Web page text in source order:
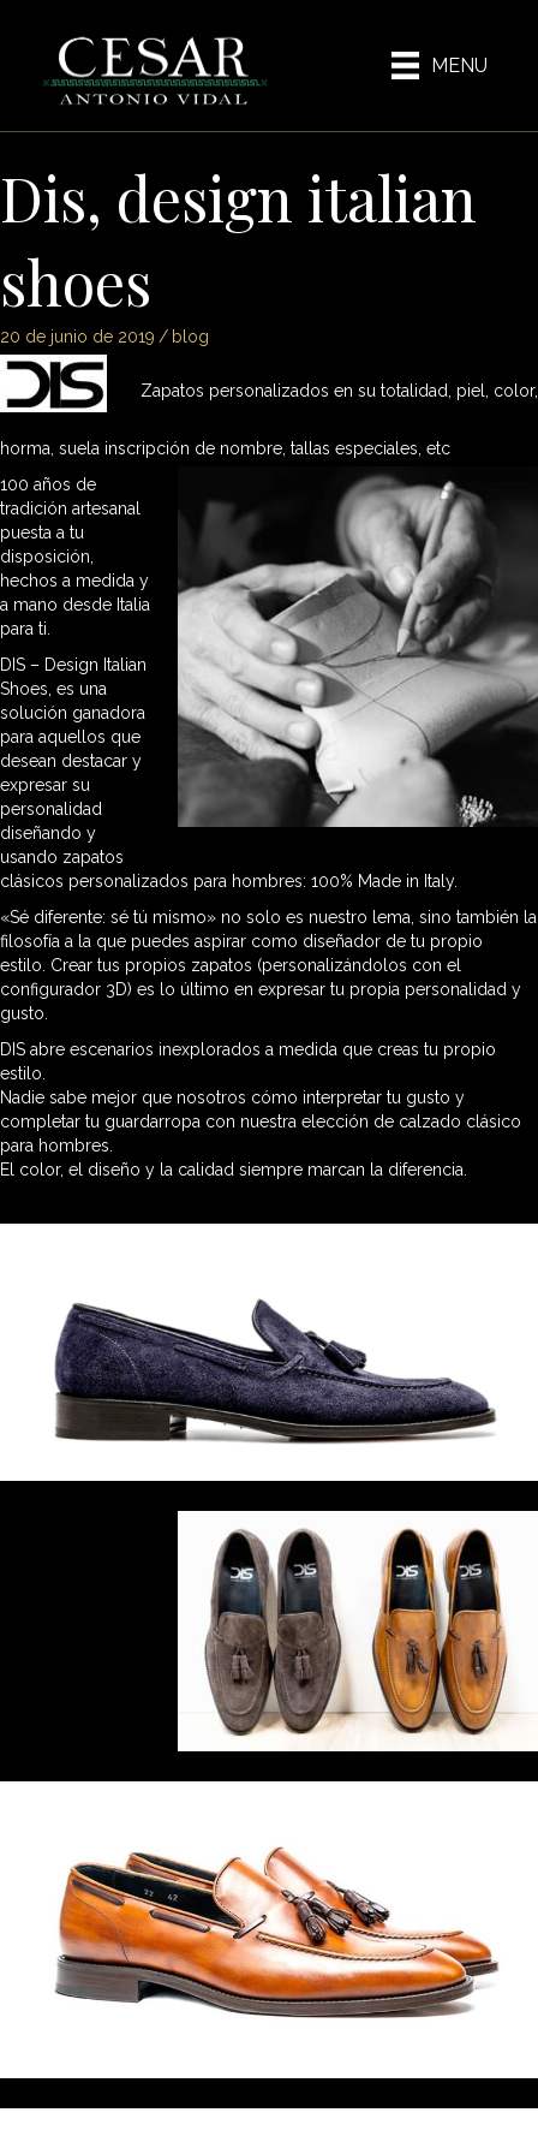
MENU
Dis, design italian
shoes
20 de junio de 2019 / blog
Zapatos personalizados en su totalidad, piel, color,
horma, suela inscripción de nombre, tallas especiales, etc
100 años de
tradición artesanal
puesta a tu
disposición,
hechos a medida y
a mano desde Italia
para ti.
DIS – Design Italian
Shoes, es una
solución ganadora
para aquellos que
desean destacar y
expresar su
personalidad
diseñando y
usando zapatos
clásicos personalizados para hombres: 100% Made in Italy.
«Sé diferente: sé tú mismo» no solo es nuestro lema, sino también la
filosofía a la que puedes aspirar como diseñador de tu propio
estilo. Crear tus propios zapatos (personalizándolos con el
configurador 3D) es lo último en expresar tu propia personalidad y
gusto.
DIS abre escenarios inexplorados a medida que creas tu propio
estilo.
Nadie sabe mejor que nosotros cómo interpretar tu gusto y
completar tu guardarropa con nuestra elección de calzado clásico
para hombres.
El color, el diseño y la calidad siempre marcan la diferencia.